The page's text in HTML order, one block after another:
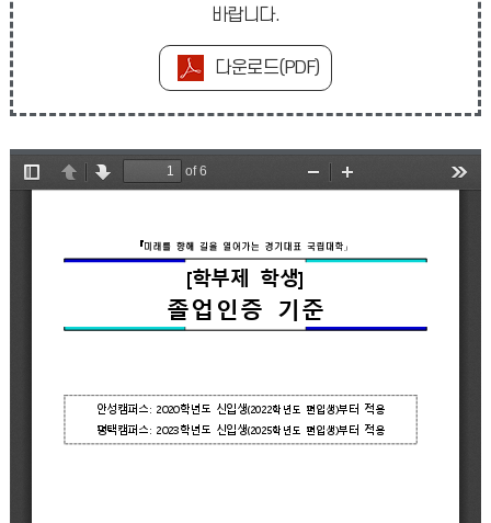
바랍니다.
다운로드(PDF)